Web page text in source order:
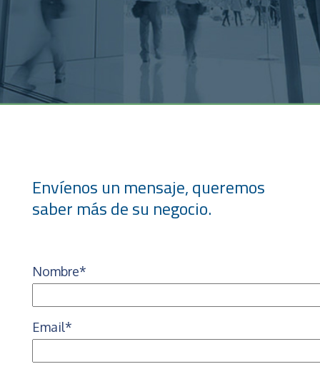
Envíenos un mensaje, queremos
saber más de su negocio.
Nombre*
Email*